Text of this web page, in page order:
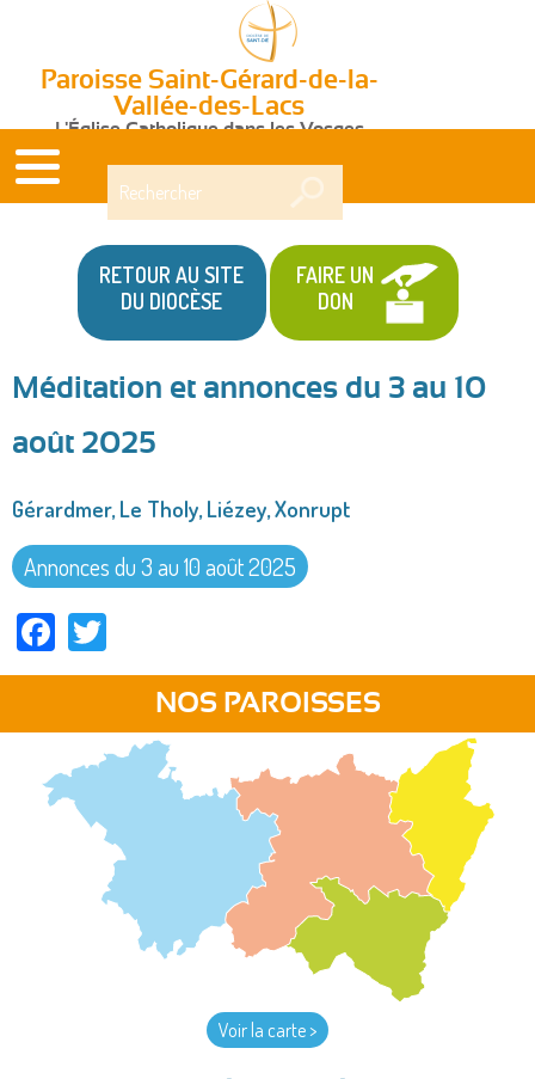
Paroisse Saint-Gérard-de-la-
Vallée-des-Lacs
L'Église Catholique dans les Vosges
RETOUR AU SITE
DU DIOCÈSE
FAIRE UN
DON
êtes
ici
Méditation et annonces du 3 au 10
août 2025
Gérardmer, Le Tholy, Liézey, Xonrupt
Annonces du 3 au 10 août 2025
Facebook
NOS PAROISSES
Voir la carte >